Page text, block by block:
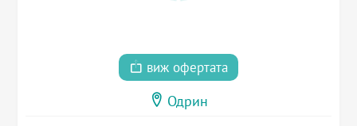
виж офертата
Одрин